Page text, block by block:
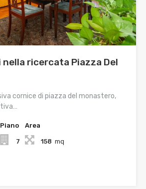
nella ricercata Piazza Del
cornice di piazza del monastero,
Piano
7
Area
158 mq